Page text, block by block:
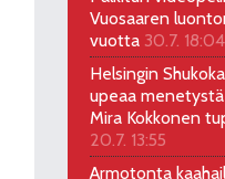
Vuosaaren
vuotta 30.7. 18:04
Helsingin
upeaa
Mira Kokkonen
20.7. 13:55
Armotonta